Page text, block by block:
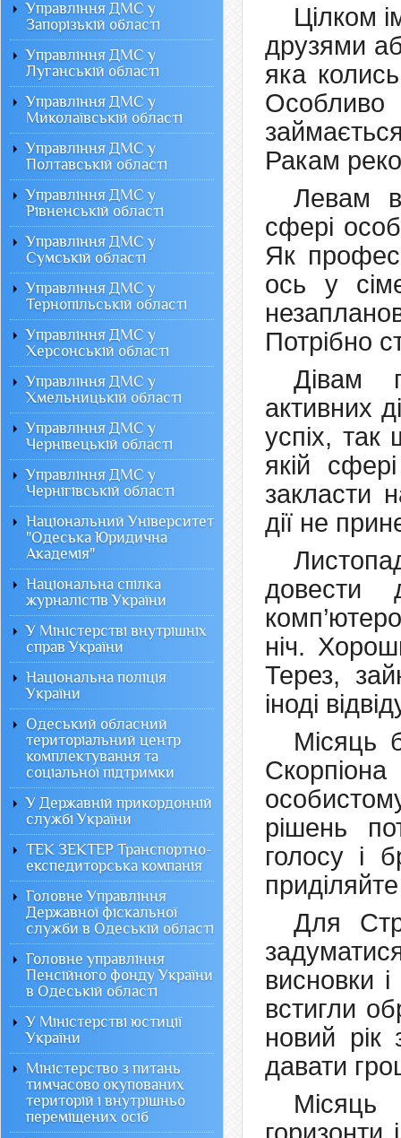
Цілком
друзями
яка
Ракам
Левам
сфері
Як
ось у
Потрібно
Дівам
активних
успіх, так
якій
закласти
дії не
ніч.
Терез,
іноді
Місяць
рішень
голосу і
Для
висновки
встигли
новий
давати
Управління ДМС у
Запорізькій області
Управління ДМС у
Луганській області
Управління ДМС у
Миколаївській області
Управління ДМС у
Полтавській області
Управління ДМС у
Рівненській області
Управління ДМС у
Сумській області
Управління ДМС у
Тернопільській області
Управління ДМС у
Херсонській області
Управління ДМС у
Хмельницькій області
Управління ДМС у
Чернівецькій області
Управління ДМС у
Чернігівській області
Національний Університет
"Одеська Юридична
Академія"
Національна спілка
журналістів України
У Міністерстві внутрішніх
справ України
Національна поліція
України
Одеський обласний
територіальний центр
комплектування та
соціальної підтримки
У Державній прикордонній
службі України
ТЕК ЗЕКТЕР Транспортно-
експедиторська компанія
Головне Управління
Державної фіскальної
служби в Одеській області
Головне управління
Пенсійного фонду України
в Одеській області
У Міністерстві юстиції
України
Міністерство з питань
тимчасово окупованих
територій і внутрішньо
переміщених осіб